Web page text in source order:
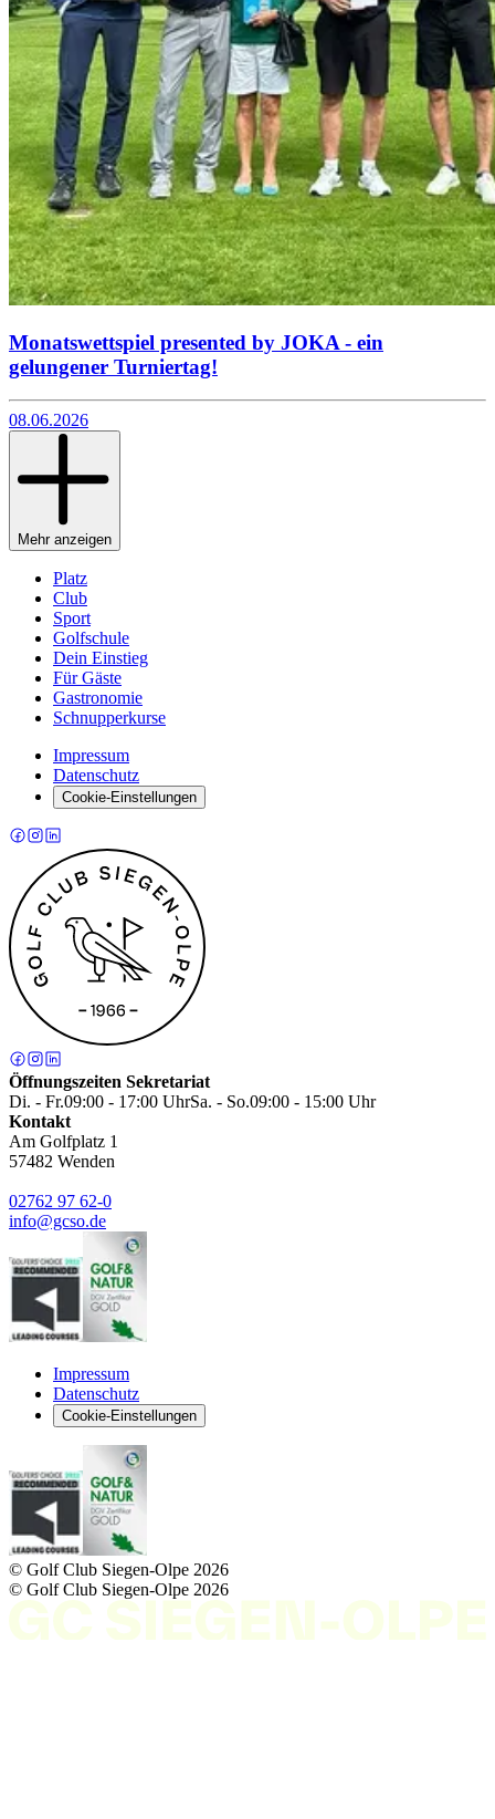
Monatswettspiel presented by JOKA - ein
gelungener Turniertag!
08.06.2026
Mehr anzeigen
Platz
Club
Sport
Golfschule
Dein Einstieg
Für Gäste
Gastronomie
Schnupperkurse
Impressum
Datenschutz
Cookie-Einstellungen
Öffnungszeiten Sekretariat
Di. - Fr.09:00 - 17:00 UhrSa. - So.09:00 - 15:00 Uhr
Kontakt
Am Golfplatz 1
57482 Wenden
02762 97 62-0
info@gcso.de
Impressum
Datenschutz
Cookie-Einstellungen
© Golf Club Siegen-Olpe 2026
© Golf Club Siegen-Olpe 2026